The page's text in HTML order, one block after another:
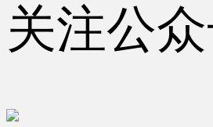
关注公